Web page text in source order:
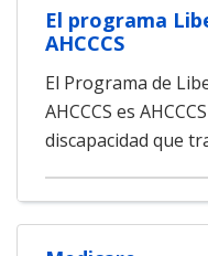
El programa
AHCCCS
El Programa de
AHCCCS es
discapacidad que